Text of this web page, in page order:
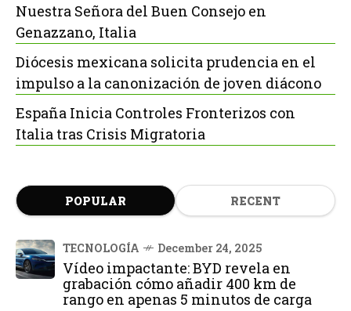
Nuestra Señora del Buen Consejo en
Genazzano, Italia
Diócesis mexicana solicita prudencia en el
impulso a la canonización de joven diácono
España Inicia Controles Fronterizos con
Italia tras Crisis Migratoria
POPULAR RECENT
TECNOLOGÍA December 24, 2025
Vídeo impactante: BYD revela en
grabación cómo añadir 400 km de
rango en apenas 5 minutos de carga